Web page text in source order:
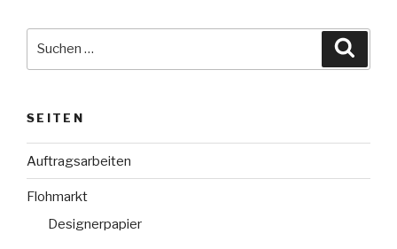
SEITEN
Auftragsarbeiten
Flohmarkt
Designerpapier